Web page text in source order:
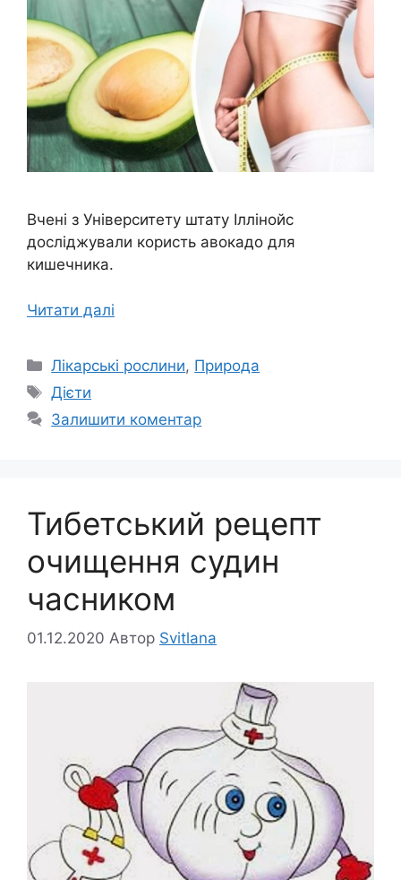
Вчені з Університету штату Іллінойс
досліджували користь авокадо для
кишечника.
Читати далі
Категорії
Лікарські рослини, Природа
Позначки
Дієти
Залишити коментар
Тибетський рецепт
очищення судин
часником
01.12.2020 Автор Svitlana